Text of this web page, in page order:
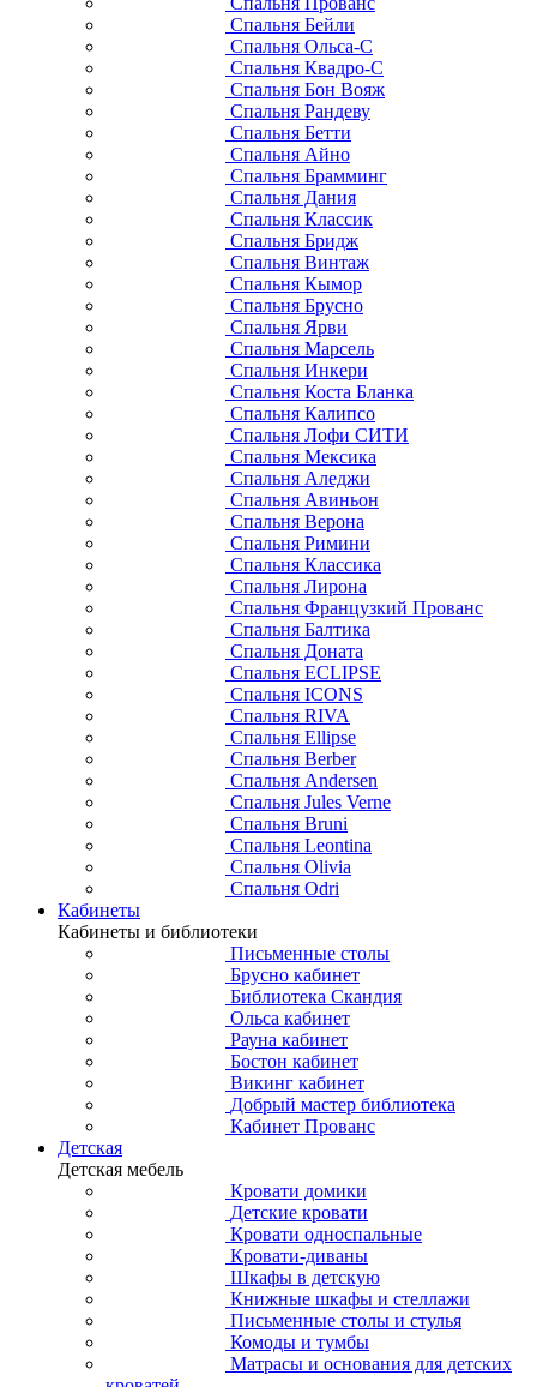
Спальня Бейли
Спальня Ольса-С
Спальня Квадро-С
Спальня Бон Вояж
Спальня Рандеву
Спальня Бетти
Спальня Айно
Спальня Брамминг
Спальня Дания
Спальня Классик
Спальня Бридж
Спальня Винтаж
Спальня Кымор
Спальня Брусно
Спальня Ярви
Спальня Марсель
Спальня Инкери
Спальня Коста Бланка
Спальня Калипсо
Спальня Лофи СИТИ
Спальня Мексика
Спальня Аледжи
Спальня Авиньон
Спальня Верона
Спальня Римини
Спальня Классика
Спальня Лирона
Спальня Французкий Прованс
Спальня Балтика
Спальня Доната
Спальня ECLIPSE
Спальня ICONS
Спальня RIVA
Спальня Ellipse
Спальня Berber
Спальня Andersen
Спальня Jules Verne
Спальня Bruni
Спальня Leontina
Спальня Olivia
Спальня Odri
Кабинеты
Кабинеты и библиотеки
Письменные столы
Брусно кабинет
Библиотека Скандия
Ольса кабинет
Рауна кабинет
Бостон кабинет
Викинг кабинет
Добрый мастер библиотека
Кабинет Прованс
Детская
Детская мебель
Кровати домики
Детские кровати
Кровати односпальные
Кровати-диваны
Шкафы в детскую
Книжные шкафы и стеллажи
Письменные столы и стулья
Комоды и тумбы
Матрасы и основания для детских